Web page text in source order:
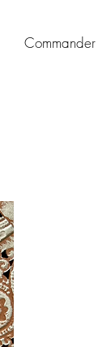
Commander